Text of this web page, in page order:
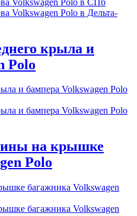
крыла и
Polo
на крышке
Polo